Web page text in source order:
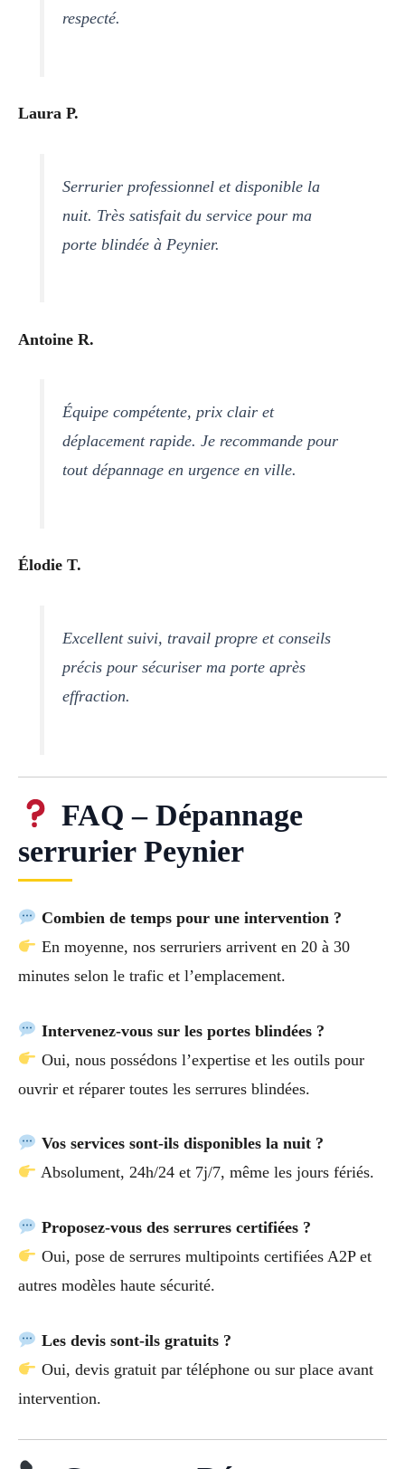
respecté.
Laura P.
Serrurier professionnel et disponible la
nuit. Très satisfait du service pour ma
porte blindée à Peynier.
Antoine R.
Équipe compétente, prix clair et
déplacement rapide. Je recommande pour
tout dépannage en urgence en ville.
Élodie T.
Excellent suivi, travail propre et conseils
précis pour sécuriser ma porte après
effraction.
FAQ – Dépannage
serrurier Peynier
Combien de temps pour une intervention ?
En moyenne, nos serruriers arrivent en 20 à 30
minutes selon le trafic et l’emplacement.
Intervenez-vous sur les portes blindées ?
Oui, nous possédons l’expertise et les outils pour
ouvrir et réparer toutes les serrures blindées.
Vos services sont-ils disponibles la nuit ?
Absolument, 24h/24 et 7j/7, même les jours fériés.
Proposez-vous des serrures certifiées ?
Oui, pose de serrures multipoints certifiées A2P et
autres modèles haute sécurité.
Les devis sont-ils gratuits ?
Oui, devis gratuit par téléphone ou sur place avant
intervention.